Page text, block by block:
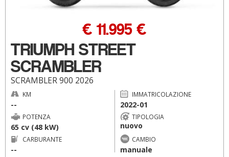
TRIUMPH STREET
SCRAMBLER
SCRAMBLER 900 2026
€ 11.995 €
KM
--
IMMATRICOLAZIONE
2022-01
POTENZA
65 cv (48 kW)
TIPOLOGIA
nuovo
CARBURANTE
--
CAMBIO
manuale